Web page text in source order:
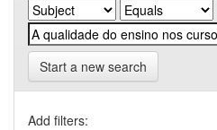
Start a new search
Add filters: